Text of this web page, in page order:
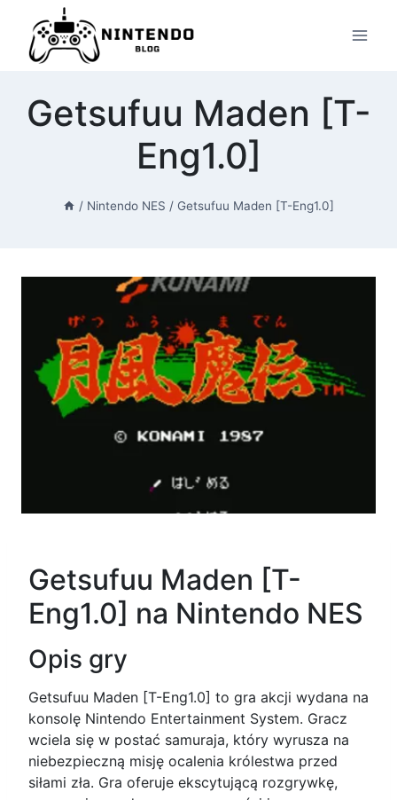
Przeskocz
treści
Getsufuu Maden [T-
Eng1.0]
/ Nintendo NES / Getsufuu Maden [T-Eng1.0]
Getsufuu Maden [T-
Eng1.0] na Nintendo NES
Opis gry
Getsufuu Maden [T-Eng1.0] to gra akcji wydana na
konsolę Nintendo Entertainment System. Gracz
wciela się w postać samuraja, który wyrusza na
niebezpieczną misję ocalenia królestwa przed
siłami zła. Gra oferuje ekscytującą rozgrywkę,